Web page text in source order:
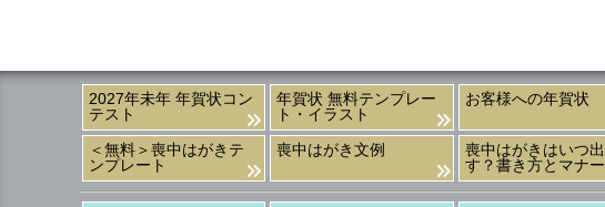
2027年未年 年賀状コン
テスト
年賀状 無料テンプレー
ト・イラスト
お客様への年賀状
＜無料＞喪中はがきテ
ンプレート
喪中はがき文例
喪中はがきはいつ出
す？書き方とマナー